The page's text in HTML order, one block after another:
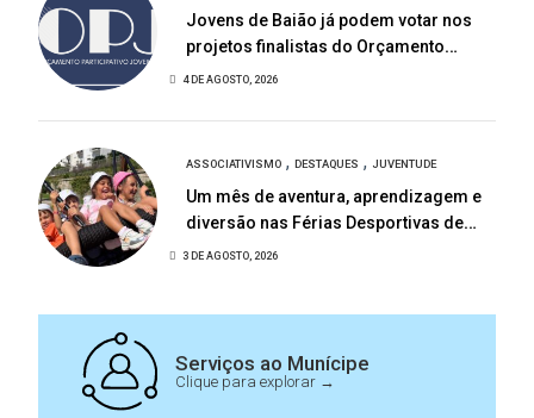
Jovens de Baião já podem votar nos
projetos finalistas do Orçamento
Participativo Jovem 2026
4 DE AGOSTO, 2026
ASSOCIATIVISMO , DESTAQUES , JUVENTUDE
Um mês de aventura, aprendizagem e
diversão nas Férias Desportivas de
Baião
3 DE AGOSTO, 2026
Serviços ao Munícipe
Clique para explorar →